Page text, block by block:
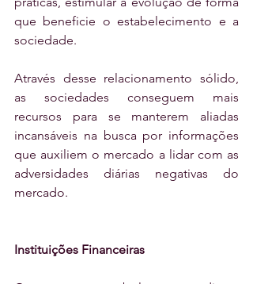
que beneficie o estabelecimento e a
sociedade.
Através desse relacionamento sólido,
as sociedades conseguem mais
recursos para se manterem aliadas
incansáveis na busca por informações
que auxiliem o mercado a lidar com as
adversidades diárias negativas do
mercado.
Instituições Financeiras